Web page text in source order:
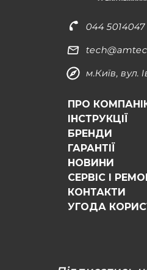
044 5014047
м.Київ, вул.
ПРО
ІНСТРУКЦІЇ
БРЕНДИ
ГАРАНТІЇ
НОВИНИ
СЕРВІС І
КОНТАКТИ
УГОДА